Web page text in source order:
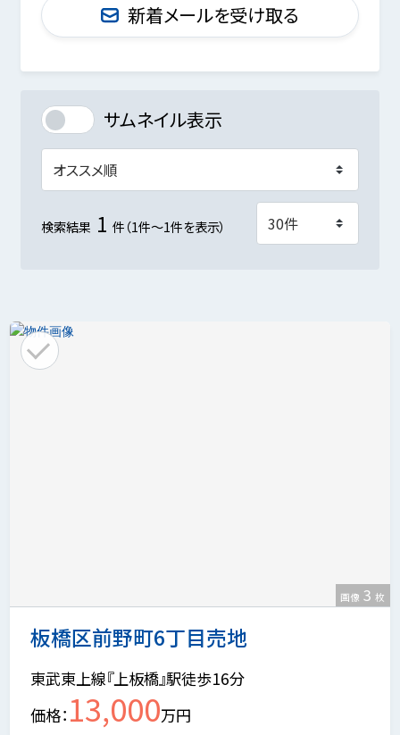
新着メールを受け取る
サムネイル表示
検索結果 1 件（1件～1件を表示）
板橋区前野町6丁目売地
画像 3 枚
東武東上線『上板橋』駅徒歩16分
価格 13,000万円